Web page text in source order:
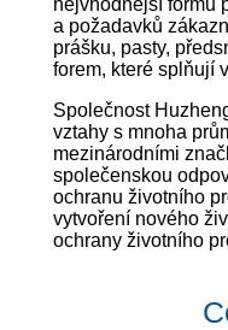
nejvhodnější formu
a požadavků
prášku, pasty,
forem, které splňují
Společnost
vztahy s mnoha
mezinárodními
společenskou
ochranu životního
vytvoření nového
ochrany životního